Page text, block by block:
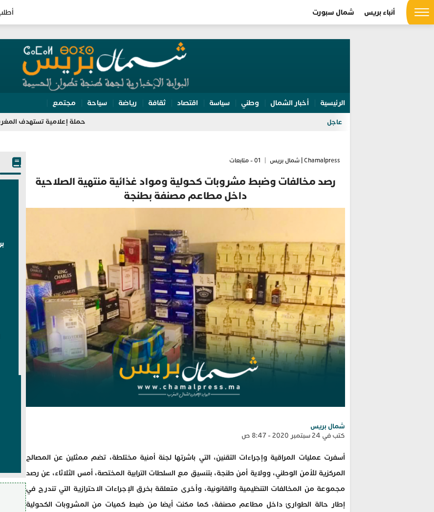
أنباء بريس شمال سبورت
الرئيسية أخبار الشمال وطني سياسة اقتصاد ثقافة رياضة سياحة مجتمع
عاجل حملة إعلامية تستهدف المغرب؟..
Chamalpress | شمال بريس 01 - متابعات
رصد مخالفات وضبط مشروبات كحولية ومواد غذائية منتهية الصلاحية
داخل مطاعم مصنفة بطنجة
شمال بريس
كتب في 24 سبتمبر 2020 - 8:47 ص
أسفرت عمليات المراقية وإجراءات التقنين، التي باشرتها لجنة أمنية مختلطة، تضم ممثلين عن المصالح
المركزية للأمن الوطني، وولاية أمن طنجة، بتنسيق مع السلطات الترابية المختصة، أمس الثلاثاء، عن رصد
مجموعة من المخالفات التنظيمية والقانونية، وأخرى متعلقة بخرق الإجراءات الاحترازية التي تندرج في
إطار حالة الطوارئ داخل مطاعم مصنفة، كما مكنت أيضا من ضبط كميات من المشروبات الكحولية